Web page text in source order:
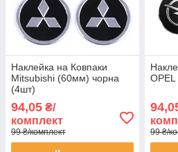
Наклейка на Ковпаки
Mitsubishi (60мм) чорна
(4шт)
94,05 ₴/
комплект
99 ₴/комплект 99 ₴/